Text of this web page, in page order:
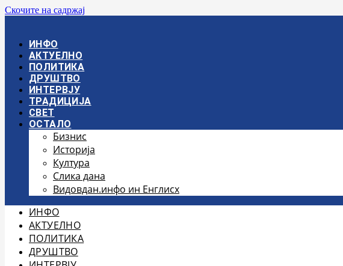
Скочите на садржај
ИНФО
АКТУЕЛНО
ПОЛИТИКА
ДРУШТВО
ИНТЕРВЈУ
ТРАДИЦИЈА
СВЕТ
ОСТАЛО
Бизнис
Историја
Култура
Слика дана
Видовдан.инфо ин Енглисх
ИНФО
АКТУЕЛНО
ПОЛИТИКА
ДРУШТВО